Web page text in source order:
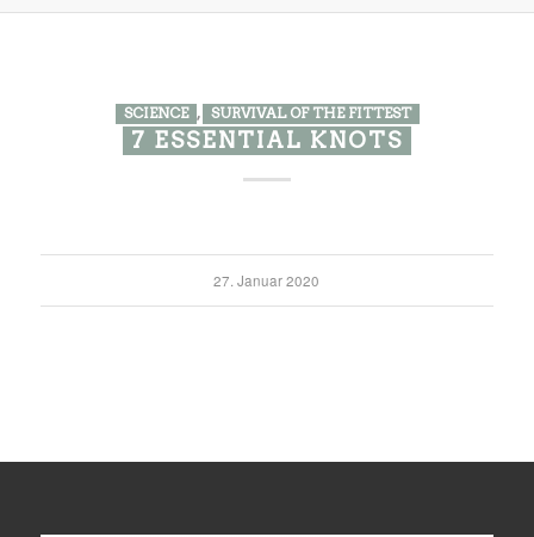
SCIENCE , SURVIVAL OF THE FITTEST
7 ESSENTIAL KNOTS
27. Januar 2020